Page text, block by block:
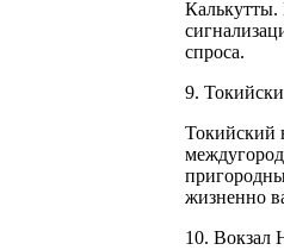
спроса.
9.
Токийский
жизненно
10. Вокзал